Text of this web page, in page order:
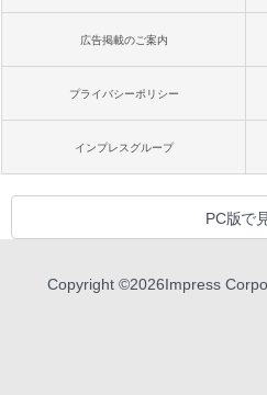
広告掲載のご案内
プライバシーポリシー
インプレスグループ
PC版で
Copyright ©2026Impress